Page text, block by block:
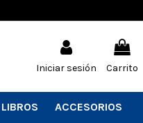
Iniciar sesión Carrito
LIBROS ACCESORIOS